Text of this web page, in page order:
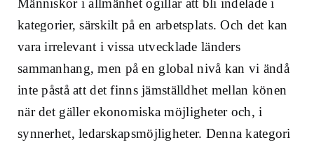
Människor i allmänhet ogillar att bli indelade i
kategorier, särskilt på en arbetsplats. Och det kan
vara irrelevant i vissa utvecklade länders
sammanhang, men på en global nivå kan vi ändå
inte påstå att det finns jämställdhet mellan könen
när det gäller ekonomiska möjligheter och, i
synnerhet, ledarskapsmöjligheter. Denna kategori